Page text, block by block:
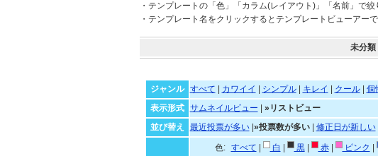
・テンプレートの「色」「カラム(レイアウト)」「名前」で絞
・テンプレート名をクリックするとテンプレートビューアー
未分類
ジャンル
すべて カワイイ シンプル| キレイ クール| 個
表示形式
サムネイルビュー
»リストビュー
並び替え
最近投票が多い| »投票数が多い| 修正日が新しい|
色: すべて 白 黒| 赤| ピンク